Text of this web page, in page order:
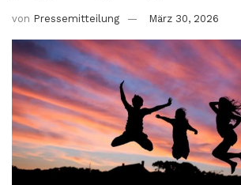
von Pressemitteilung März 30, 2026